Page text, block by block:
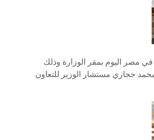
في مصر اليوم بمقر الوزارة وذلك
حجازي مستشار الوزير للتعاون